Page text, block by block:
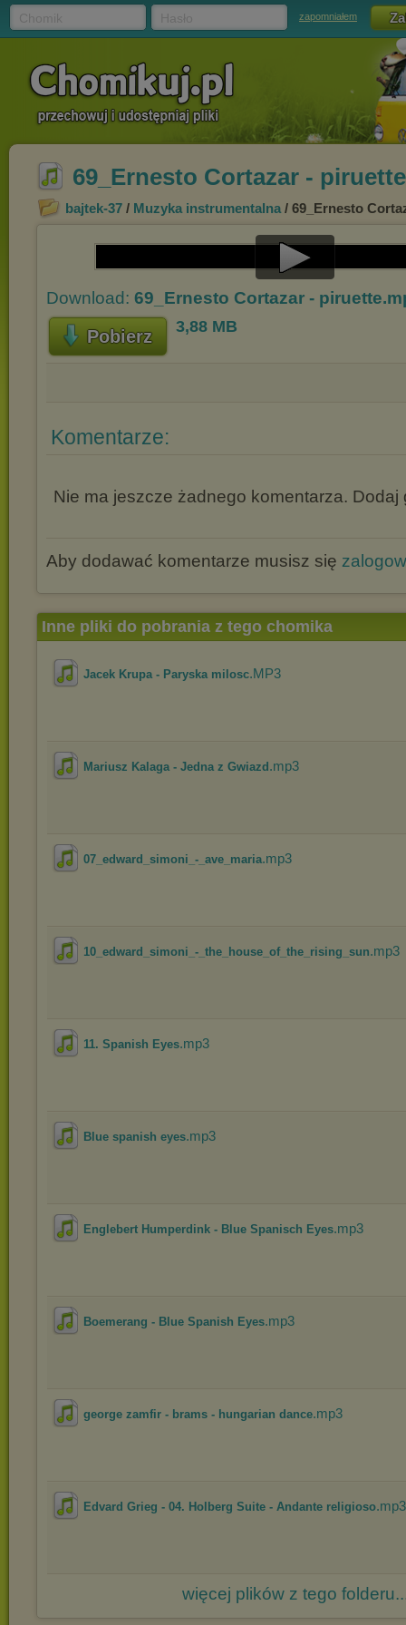
zapomniałem
69_Ernesto Cortazar -
bajtek-37 / Muzyka instrumentalna / 69_Ernesto
Play
Download: 69_Ernesto Cortazar -
Pobierz 3,88 MB
Komentarze:
Nie ma jeszcze żadnego komentarza. Dodaj
Aby dodawać komentarze musisz się
Inne pliki do pobrania z tego chomika
Jacek Krupa - Paryska milosc.MP3
Mariusz Kalaga - Jedna z Gwiazd .mp3
07_edward_simoni_-_ave_maria.mp3
10_edward_simoni_-_the_house_of_the_rising_sun.mp3
11. Spanish Eyes.mp3
Blue spanish eyes.mp3
Englebert Humperdink - Blue Spanisch Eyes.mp3
Boemerang - Blue Spanish Eyes.mp3
george zamfir - brams - hungarian dance.mp3
Edvard Grieg - 04. Holberg Suite - Andante religioso.mp3
więcej plików z tego